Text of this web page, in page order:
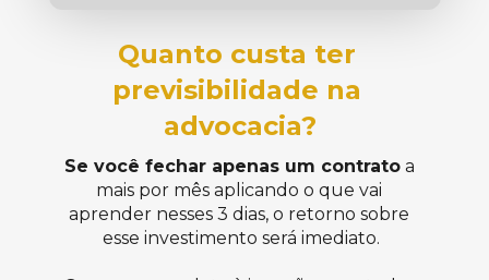
Quanto custa ter
previsibilidade na
advocacia?
Se você fechar apenas um contrato a
mais por mês aplicando o que vai
aprender nesses 3 dias, o retorno sobre
esse investimento será imediato.